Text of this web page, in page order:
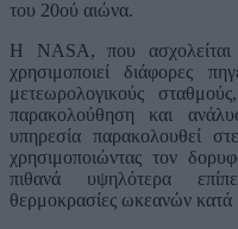
του 20ού αιώνα.
Η NASA, που ασχολείται
χρησιμοποιεί διάφορες
μετεωρολογικούς
παρακολούθηση και
υπηρεσία παρακολουθεί
χρησιμοποιώντας τον
πιθανά υψηλότερα
θερμοκρασίες ωκεανών κατά